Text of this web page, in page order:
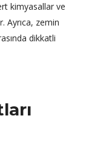
kimyasallar ve
Ayrıca, zemin
dikkatli